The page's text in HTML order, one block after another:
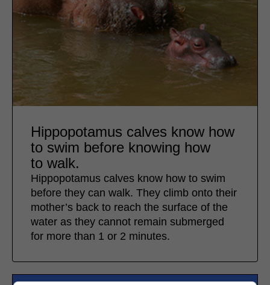
Hippopotamus calves know how
to swim before knowing how
to walk.
Hippopotamus calves know how to swim
before they can walk. They climb onto their
mother’s back to reach the surface of the
water as they cannot remain submerged
for more than 1 or 2 minutes.